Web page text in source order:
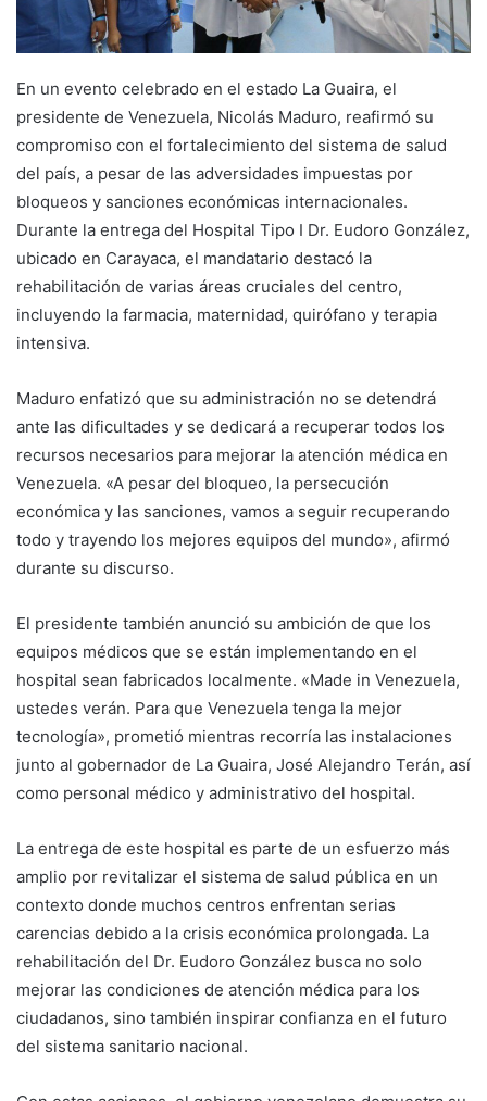
En un evento celebrado en el estado La Guaira, el
presidente de Venezuela, Nicolás Maduro, reafirmó su
compromiso con el fortalecimiento del sistema de salud
del país, a pesar de las adversidades impuestas por
bloqueos y sanciones económicas internacionales.
Durante la entrega del Hospital Tipo I Dr. Eudoro González,
ubicado en Carayaca, el mandatario destacó la
rehabilitación de varias áreas cruciales del centro,
incluyendo la farmacia, maternidad, quirófano y terapia
intensiva.
Maduro enfatizó que su administración no se detendrá
ante las dificultades y se dedicará a recuperar todos los
recursos necesarios para mejorar la atención médica en
Venezuela. «A pesar del bloqueo, la persecución
económica y las sanciones, vamos a seguir recuperando
todo y trayendo los mejores equipos del mundo», afirmó
durante su discurso.
El presidente también anunció su ambición de que los
equipos médicos que se están implementando en el
hospital sean fabricados localmente. «Made in Venezuela,
ustedes verán. Para que Venezuela tenga la mejor
tecnología», prometió mientras recorría las instalaciones
junto al gobernador de La Guaira, José Alejandro Terán, así
como personal médico y administrativo del hospital.
La entrega de este hospital es parte de un esfuerzo más
amplio por revitalizar el sistema de salud pública en un
contexto donde muchos centros enfrentan serias
carencias debido a la crisis económica prolongada. La
rehabilitación del Dr. Eudoro González busca no solo
mejorar las condiciones de atención médica para los
ciudadanos, sino también inspirar confianza en el futuro
del sistema sanitario nacional.